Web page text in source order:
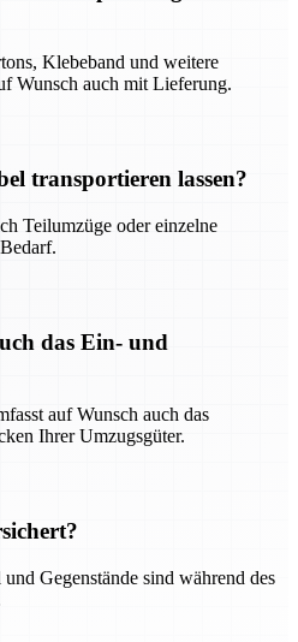
Klebeband und weitere
Wunsch auch mit Lieferung.
transportieren lassen?
Teilumzüge oder einzelne
das Ein- und
auf Wunsch auch das
Ihrer Umzugsgüter.
Gegenstände sind während des